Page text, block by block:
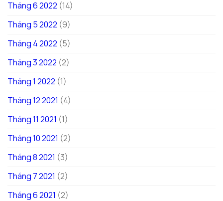
Tháng 6 2022 (14)
Tháng 5 2022 (9)
Tháng 4 2022 (5)
Tháng 3 2022 (2)
Tháng 1 2022 (1)
Tháng 12 2021 (4)
Tháng 11 2021 (1)
Tháng 10 2021 (2)
Tháng 8 2021 (3)
Tháng 7 2021 (2)
Tháng 6 2021 (2)